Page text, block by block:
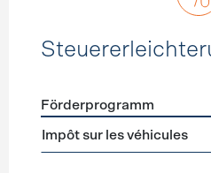
Förderprogramme
Förderprogramm
Impôt sur les véhicules